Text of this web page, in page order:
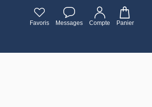
Favoris Messages Compte Panier